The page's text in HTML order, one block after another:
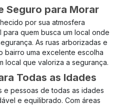
Seguro para Morar
por sua atmosfera
quem busca um local onde
As ruas arborizadas e
bairro uma excelente escolha
local que valoriza a segurança.
Todas as Idades
e pessoas de todas as idades
e equilibrado. Com áreas